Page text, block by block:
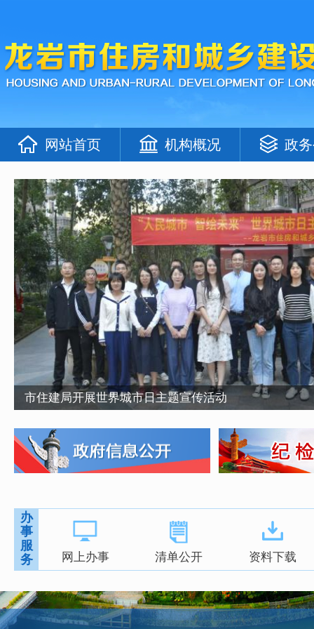
网站首页 机构概况 政
小小暑托班，浓浓住建情——2026年职工子女暑托班...
节水倡议书
市住建局开展世界城市日主题宣传活动
敬老情浓时——龙岩住建系统开展离退休老同志重阳...
月满华扇寄情思，文明共建庆团圆——市住建系统举...
办
事
服
务
网上办事 清单公开 资料下载